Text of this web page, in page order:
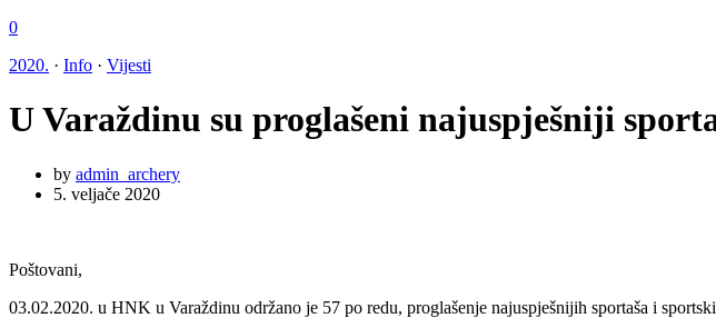
0
2020. · Info · Vijesti
U Varaždinu su proglašeni najuspješniji
by admin_archery
5. veljače 2020
Poštovani,
03.02.2020. u HNK u Varaždinu održano je 57 po redu, proglašenje najuspješnijih sportaša i